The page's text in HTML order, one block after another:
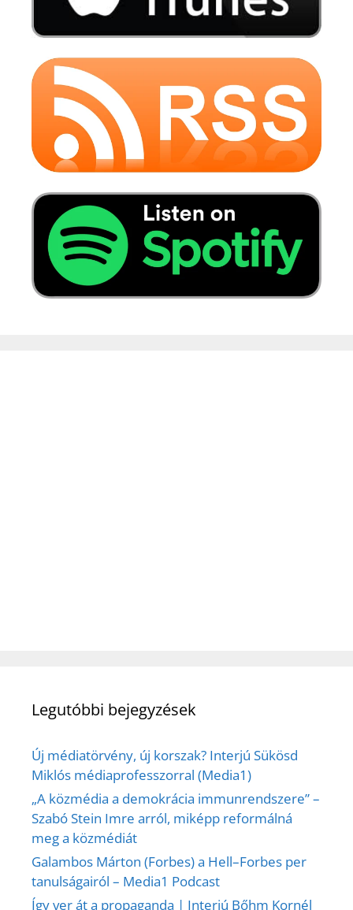
Legutóbbi bejegyzések
Új médiatörvény, új korszak? Interjú Sükösd
Miklós médiaprofesszorral (Media1)
„A közmédia a demokrácia immunrendszere” –
Szabó Stein Imre arról, miképp reformálná
meg a közmédiát
Galambos Márton (Forbes) a Hell–Forbes per
tanulságairól – Media1 Podcast
Így ver át a propaganda | Interjú Bőhm Kornél